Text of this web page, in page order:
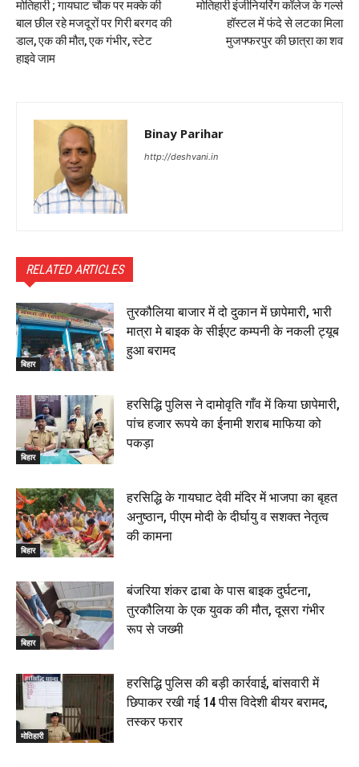
मोतिहारी ; गायघाट चौक पर मक्के की
बाल छील रहे मजदूरों पर गिरी बरगद की
डाल, एक की मौत, एक गंभीर, स्टेट
हाइवे जाम
मोतिहारी इंजीनियरिंग कॉलेज के गर्ल्स
हॉस्टल में फंदे से लटका मिला
मुजफ्फरपुर की छात्रा का शव
Binay Parihar
http://deshvani.in
RELATED ARTICLES
बिहार
तुरकौलिया बाजार में दो दुकान में छापेमारी, भारी
मात्रा मे बाइक के सीईएट कम्पनी के नकली ट्यूब
हुआ बरामद
बिहार
हरसिद्धि पुलिस ने दामोवृति गाँव में किया छापेमारी,
पांच हजार रूपये का ईनामी शराब माफिया को
पकड़ा
बिहार
हरसिद्धि के गायघाट देवी मंदिर में भाजपा का बृहत
अनुष्ठान, पीएम मोदी के दीर्घायु व सशक्त नेतृत्व
की कामना
बिहार
बंजरिया शंकर ढाबा के पास बाइक दुर्घटना,
तुरकौलिया के एक युवक की मौत, दूसरा गंभीर
रूप से जख्मी
मोतिहारी
हरसिद्धि पुलिस की बड़ी कार्रवाई, बांसवारी में
छिपाकर रखी गई 14 पीस विदेशी बीयर बरामद,
तस्कर फरार